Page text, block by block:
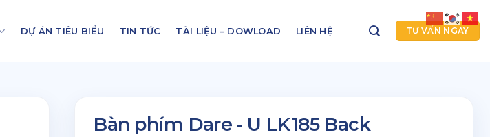
DỰ ÁN TIÊU BIỂU TIN TỨC TÀI LIỆU – DOWLOAD LIÊN HỆ TƯ VẤN NGAY
Bàn phím Dare - U LK185 Back